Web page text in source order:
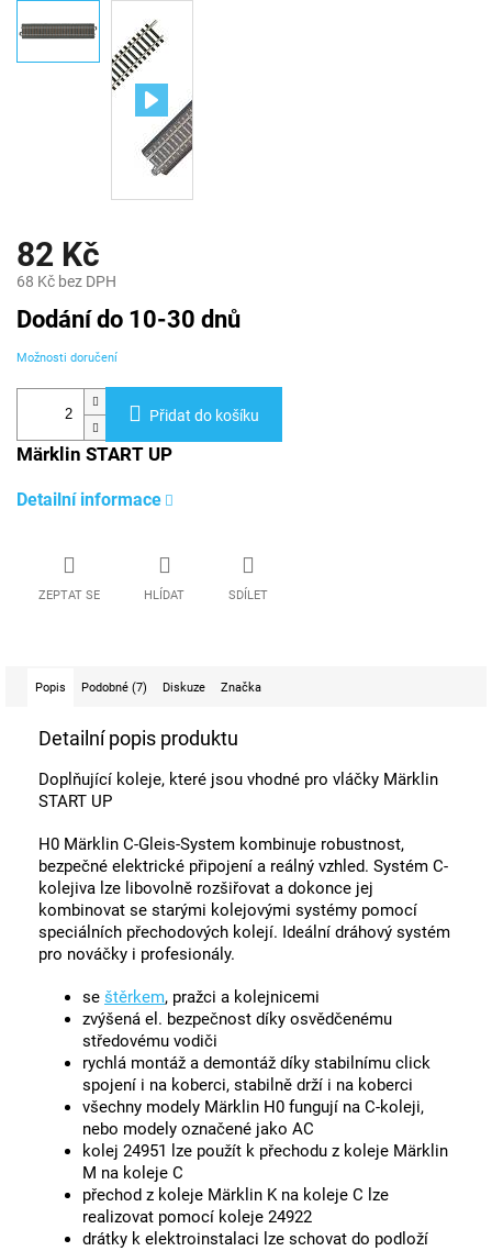
82 Kč
68 Kč bez DPH
Měrná
cena:
Dodání do 10-30 dnů
Možnosti doručení
Přidat do košíku
Märklin START UP
Detailní informace
ZEPTAT SE HLÍDAT SDÍLET
Popis Podobné (7) Diskuze Značka
Detailní popis produktu
Doplňující koleje, které jsou vhodné pro vláčky Märklin
START UP
H0 Märklin C-Gleis-System kombinuje robustnost,
bezpečné elektrické připojení a reálný vzhled. Systém C-
kolejiva lze libovolně rozšiřovat a dokonce jej
kombinovat se starými kolejovými systémy pomocí
speciálních přechodových kolejí. Ideální dráhový systém
pro nováčky i profesionály.
se štěrkem, pražci a kolejnicemi
zvýšená el. bezpečnost díky osvědčenému
středovému vodiči
rychlá montáž a demontáž díky stabilnímu click
spojení i na koberci, stabilně drží i na koberci
všechny modely Märklin H0 fungují na C-koleji,
nebo modely označené jako AC
kolej 24951 lze použít k přechodu z koleje Märklin
M na koleje C
přechod z koleje Märklin K na koleje C lze
realizovat pomocí koleje 24922
drátky k elektroinstalaci lze schovat do podloží